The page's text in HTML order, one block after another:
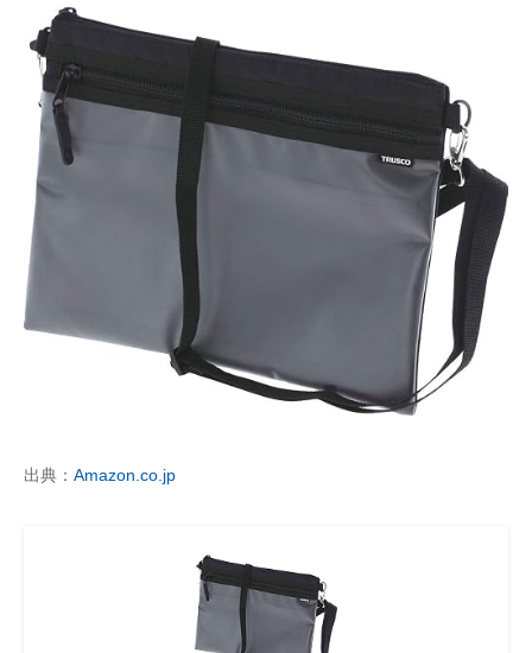
出典： Amazon.co.jp